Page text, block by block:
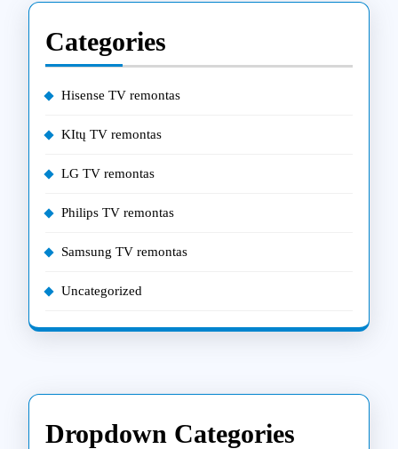
Categories
Hisense TV remontas
KItų TV remontas
LG TV remontas
Philips TV remontas
Samsung TV remontas
Uncategorized
Dropdown Categories